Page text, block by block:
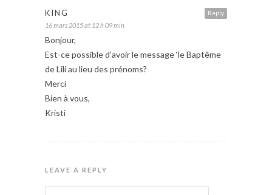
Reply
KING
16 mars 2015 at 12 h 09 min
Bonjour,
Est-ce possible d’avoir le message ‘le Baptême
de Lili au lieu des prénoms?
Merci
Bien à vous,
Kristi
LEAVE A REPLY